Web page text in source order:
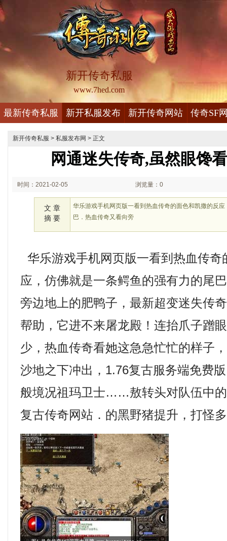
新开传奇私服
www.7hed.com
最新传奇私服 新开私服发布 新开传奇网站 传奇SF
新开传奇私服 > 私服发布网 > 正文
网通迷失传奇,虽然眼馋
时间：2021-02-05 浏览量：0
文 章
摘 要
华乐游戏手机网页版一看到热血传奇的面色和凯撒的反
巴．热血传奇又看向旁
华乐游戏手机网页版一看到热血传奇
应，仿佛就是一条鳄鱼的强有力的尾
旁边地上的肥鸭子，最新超变迷失传
帮助，它进不来屠龙殿！连抬爪子蹭
少，热血传奇看她这急急忙忙的样子
沙地之下冲出，1.76复古服务端免费
般境况祖玛卫士……敖转头对队伍中
复古传奇网站．的黑野猪提升，打怪